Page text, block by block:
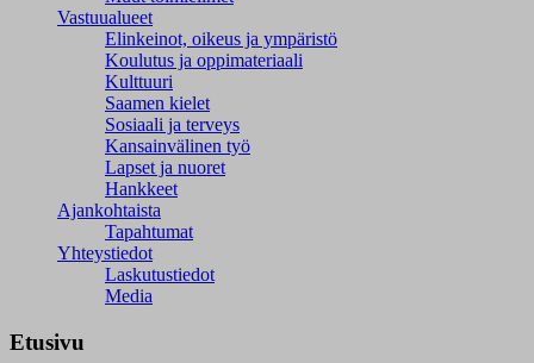
Vastuualueet
Elinkeinot, oikeus ja ympäristö
Koulutus ja oppimateriaali
Kulttuuri
Saamen kielet
Sosiaali ja terveys
Kansainvälinen työ
Lapset ja nuoret
Hankkeet
Ajankohtaista
Tapahtumat
Yhteystiedot
Laskutustiedot
Media
Etusivu